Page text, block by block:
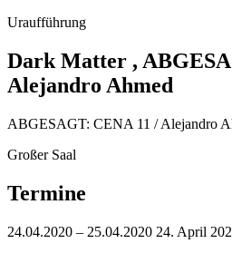
Uraufführung
Dark Matter ,
Alejandro Ahmed
ABGESAGT: CENA 11 / Alejandro
Großer Saal
Termine
24.04.2020 – 25.04.2020 24. April